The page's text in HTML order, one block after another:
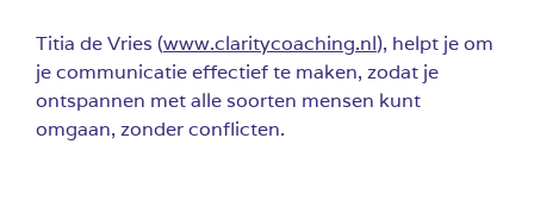
Titia de Vries (www.claritycoaching.nl), helpt je om
je communicatie effectief te maken, zodat je
ontspannen met alle soorten mensen kunt
omgaan, zonder conflicten.